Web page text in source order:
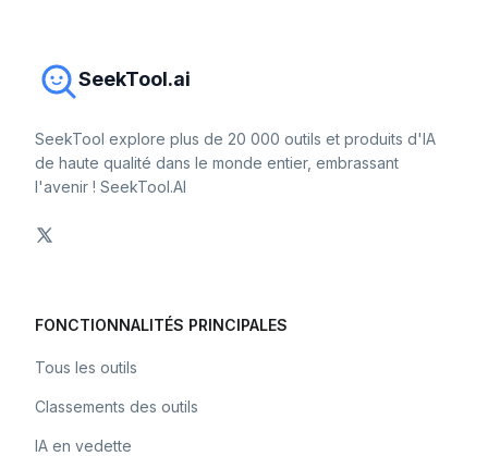
SeekTool.ai
SeekTool explore plus de 20 000 outils et produits d'IA
de haute qualité dans le monde entier, embrassant
l'avenir ! SeekTool.AI
FONCTIONNALITÉS PRINCIPALES
Tous les outils
Classements des outils
IA en vedette